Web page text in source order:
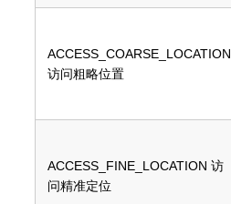
ACCESS_COARSE_LOCATION
访问粗略位置
ACCESS_FINE_LOCATION 访
问精准定位